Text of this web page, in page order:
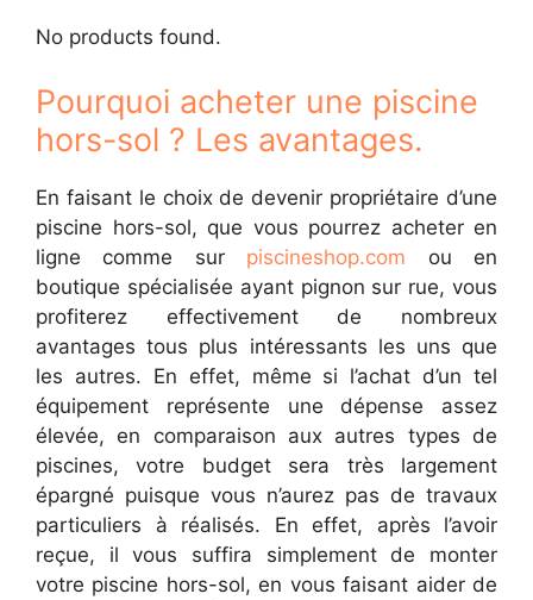
No products found.
Pourquoi acheter une piscine
hors-sol ? Les avantages.
En faisant le choix de devenir propriétaire d’une
piscine hors-sol, que vous pourrez acheter en
ligne comme sur piscineshop.com ou en
boutique spécialisée ayant pignon sur rue, vous
profiterez effectivement de nombreux
avantages tous plus intéressants les uns que
les autres. En effet, même si l’achat d’un tel
équipement représente une dépense assez
élevée, en comparaison aux autres types de
piscines, votre budget sera très largement
épargné puisque vous n’aurez pas de travaux
particuliers à réalisés. En effet, après l’avoir
reçue, il vous suffira simplement de monter
votre piscine hors-sol, en vous faisant aider de